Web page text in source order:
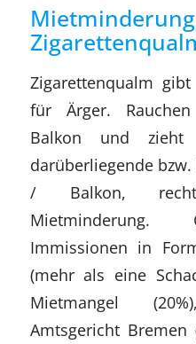
Zigarettenqualm
für Ärger.
Balkon und
darüberliegende
/ Balkon,
Mietminderung.
Immissionen in
(mehr als eine
Mietmangel
Amtsgericht Bremen